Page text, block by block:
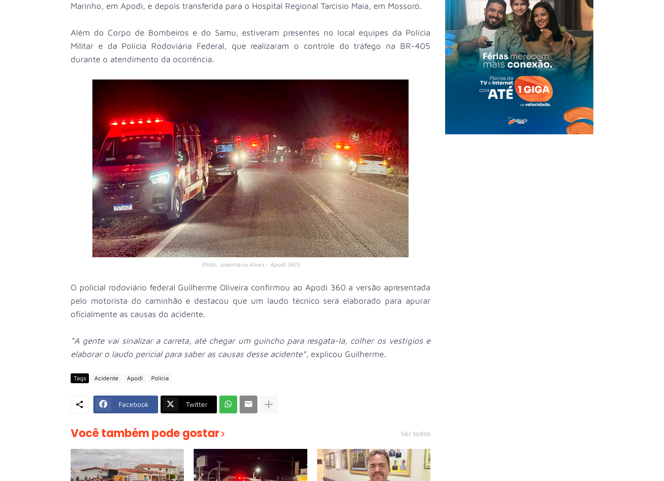
Marinho, em Apodi, e depois transferida para o Hospital Regional Tarcísio Maia, em Mossoró.
Além do Corpo de Bombeiros e do Samu, estiveram presentes no local equipes da Polícia
Militar e da Polícia Rodoviária Federal, que realizaram o controle do tráfego na BR-405
durante o atendimento da ocorrência.
(Foto: Josemário Alves - Apodi 360)
O policial rodoviário federal Guilherme Oliveira confirmou ao Apodi 360 a versão apresentada
pelo motorista do caminhão e destacou que um laudo técnico será elaborado para apurar
oficialmente as causas do acidente.
“A gente vai sinalizar a carreta, até chegar um guincho para resgata-la, colher os vestígios e
elaborar o laudo pericial para saber as causas desse acidente”, explicou Guilherme.
Tags Acidente Apodi Polícia
Facebook Twitter
Você também pode gostar Ver todos